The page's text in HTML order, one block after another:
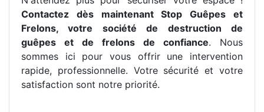
Contactez dès maintenant Stop Guêpes et
Frelons, votre société de destruction de
guêpes et de frelons de confiance. Nous
sommes ici pour vous offrir une intervention
rapide, professionnelle. Votre sécurité et votre
satisfaction sont notre priorité.